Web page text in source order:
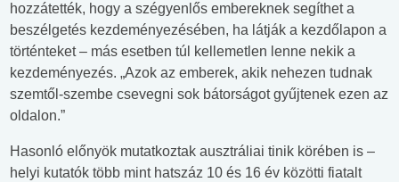
hozzátették, hogy a szégyenlős embereknek segíthet a
beszélgetés kezdeményezésében, ha látják a kezdőlapon a
történteket – más esetben túl kellemetlen lenne nekik a
kezdeményezés. „Azok az emberek, akik nehezen tudnak
szemtől-szembe csevegni sok bátorságot gyűjtenek ezen az
oldalon.”
Hasonló előnyök mutatkoztak ausztráliai tinik körében is –
helyi kutatók több mint hatszáz 10 és 16 év közötti fiatalt